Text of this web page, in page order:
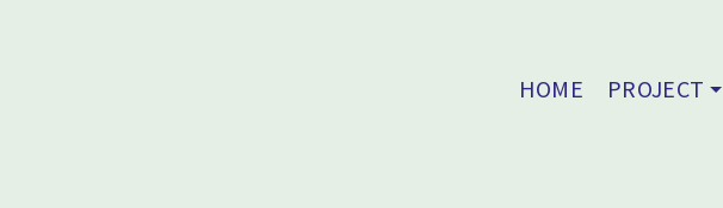
HOME PROJECT